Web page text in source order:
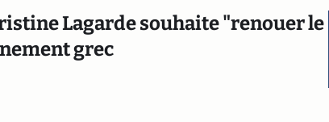
Lagarde souhaite "renouer le
grec